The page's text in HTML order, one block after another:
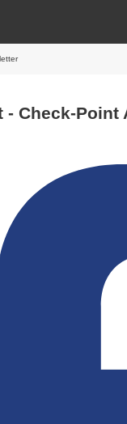
- Check-Point